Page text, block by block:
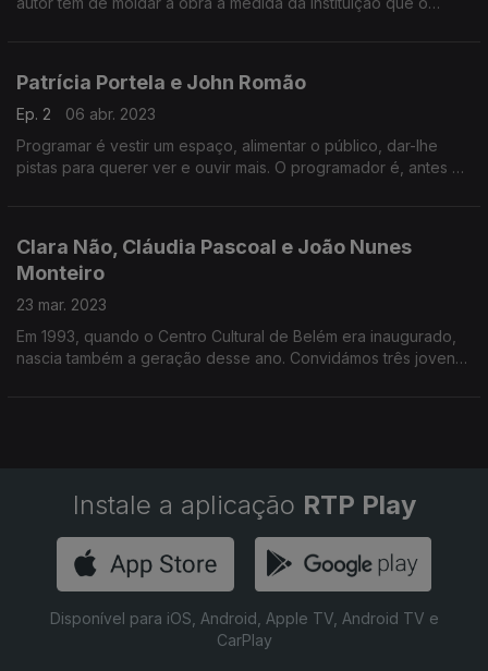
Patrícia Portela e John Romão
Ep. 2
06 abr. 2023
Programar é vestir um espaço, alimentar o público, dar-lhe
pistas para querer ver e ouvir mais. O programador é, antes de
Clara Não, Cláudia Pascoal e João Nunes
Monteiro
23 mar. 2023
Em 1993, quando o Centro Cultural de Belém era inaugurado,
nascia também a geração desse ano. Convidámos três jovens,
Instale a aplicação RTP Play
Disponível para iOS, Android, Apple TV, Android TV e
CarPlay